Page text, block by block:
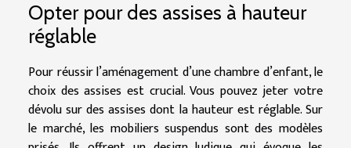
Opter pour des assises à hauteur
réglable
Pour réussir l’aménagement d’une chambre d’enfant, le
choix des assises est crucial. Vous pouvez jeter votre
dévolu sur des assises dont la hauteur est réglable. Sur
le marché, les mobiliers suspendus sont des modèles